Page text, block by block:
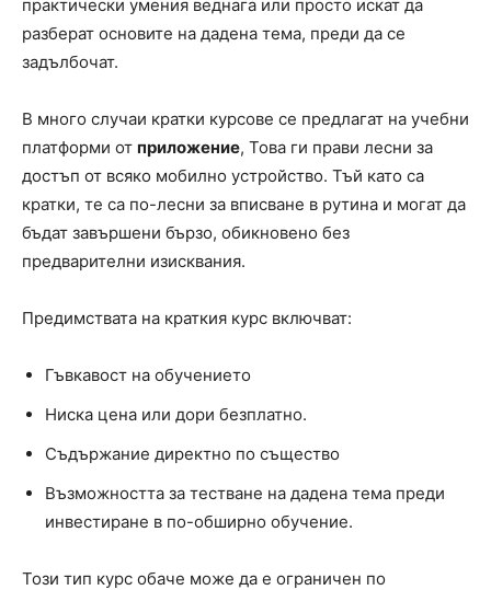
практически умения веднага или просто искат да
разберат основите на дадена тема, преди да се
задълбочат.
В много случаи кратки курсове се предлагат на учебни
платформи от приложение, Това ги прави лесни за
достъп от всяко мобилно устройство. Тъй като са
кратки, те са по-лесни за вписване в рутина и могат да
бъдат завършени бързо, обикновено без
предварителни изисквания.
Предимствата на краткия курс включват:
Гъвкавост на обучението
Ниска цена или дори безплатно.
Съдържание директно по същество
Възможността за тестване на дадена тема преди
инвестиране в по-обширно обучение.
Този тип курс обаче може да е ограничен по